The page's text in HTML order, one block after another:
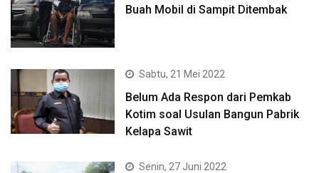
Buah Mobil di Sampit Ditembak
Sabtu, 21 Mei 2022
Belum Ada Respon dari Pemkab
Kotim soal Usulan Bangun Pabrik
Kelapa Sawit
Senin, 27 Juni 2022